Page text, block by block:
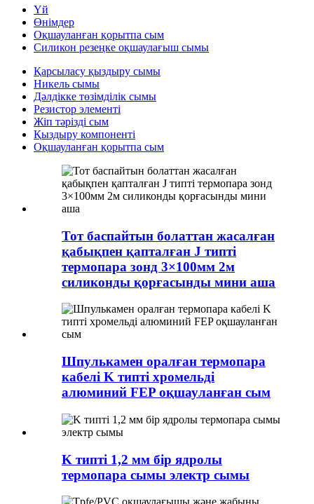
Үй
Өнімдер
Оқшауланған қорытпа сым
Силикон резеңке оқшаулағыш сымы
Қарсыласу қыздыру сымы
Никель сымы
Дәлдікке төзімділік сымы
Резистор элементі
Жіп тәрізді сым
Қыздыру компоненті
Оқшауланған қорытпа сым
Тот баспайтын болаттан жасалған
қабықпен қапталған J типті
термопара зонд 3×100мм 2м
силиконды қорғасынды мини аша
Шпулькамен оралған термопара
кабелі K типті хромельді
алюминий FEP оқшауланған сым
K типті 1,2 мм бір ядролы
термопара сымы электр сымы